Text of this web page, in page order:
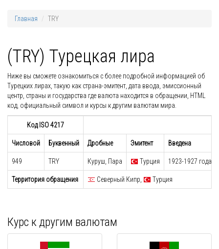
Главная TRY
(TRY) Турецкая лира
Ниже вы сможете ознакомиться с более подробной информацией об
Турецких лирах, такую как страна-эмитент, дата ввода, эмиссионный
центр, страны и государства где валюта находится в обращении, HTML
код, официальный символ и курсы к другим валютам мира.
Код ISO 4217
Числовой Буквенный Дробные Эмитент Введена
949 TRY Куруш, Пара Турция 1923-1927 годах
Территория обращения Северный Кипр, Турция
Курс к другим валютам